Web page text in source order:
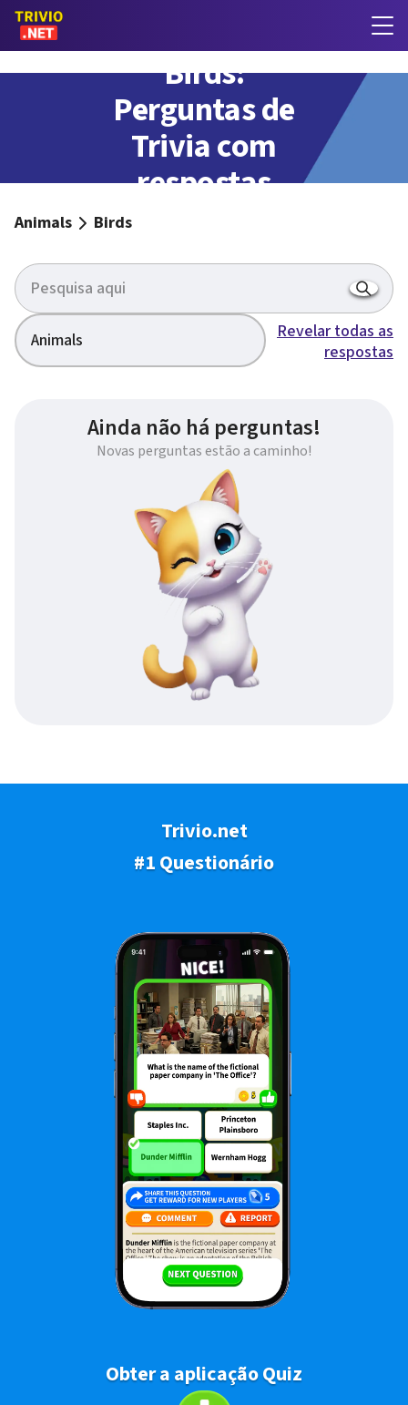
Birds:
Perguntas de
Trivia com
respostas
Animals Birds
Animals
Revelar todas as
respostas
Ainda não há perguntas!
Novas perguntas estão a caminho!
Trivio.net
#1 Questionário
Obter a aplicação Quiz